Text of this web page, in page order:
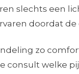
slechts een
doordat
zo
consult welke